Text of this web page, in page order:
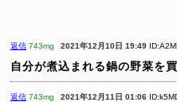
返信 743mg 2021年12月10日 19:49
自分が煮込まれる鍋の野菜を
返信 743mg 2021年12月11日 01:06